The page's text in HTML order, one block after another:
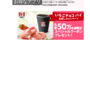
お得なアプリ